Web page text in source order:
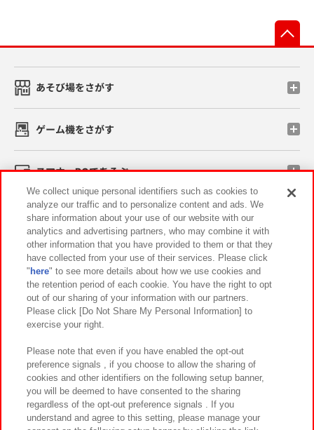
あそび場をさがす
ゲーム機をさがす
スマホ・PCであそぶ
イベント・キャンペーン
関連会社 サステナビリティ サイトポリシー
プライバシーポリシー ウェブアクセシビリティ方針と検証結果
お取引先さまとともに
カスタマーハラスメント対応方針 よくあるご質問・お問い合わせ
We collect unique personal identifiers such as cookies to
analyze our traffic and to personalize content and ads. We
share information about your use of our website with our
analytics and advertising partners, who may combine it with
other information that you have provided to them or that they
have collected from your use of their services. Please click
" here" to see more details about how we use cookies and
the retention period of each cookie. You have the right to opt
out of our sharing of your information with our partners.
Please click [Do Not Share My Personal Information] to
exercise your right.
Please note that even if you have enabled the opt-out
preference signals , if you choose to allow the sharing of
cookies and other identifiers on the following setup banner,
you will be deemed to have consented to the sharing
regardless of the opt-out preference signals . If you
understand and agree to this setting, please manage your